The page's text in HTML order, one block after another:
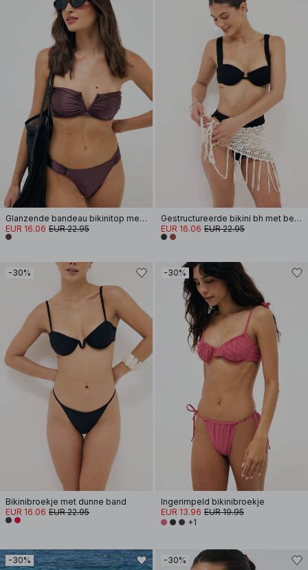
Glanzende bandeau bikinitop met beugel
EUR 16.06 EUR 22.95
Gestructureerde bikini bh met beugel
EUR 16.06 EUR 22.95
-30%
Bikinibroekje met dunne band
EUR 16.06 EUR 22.95
-30%
Ingerimpeld bikinibroekje
EUR 13.96 EUR 19.95
+1
-30% -30%